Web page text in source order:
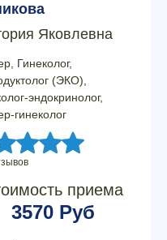
Яковлевна
Гинеколог,
(ЭКО),
эндокринолог,
гинеколог
приема
3570 Руб